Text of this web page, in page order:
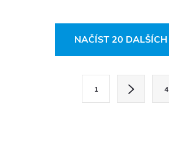
1325 298 003 Číslo karty:
NAČÍST 20 DALŠÍCH
1 4